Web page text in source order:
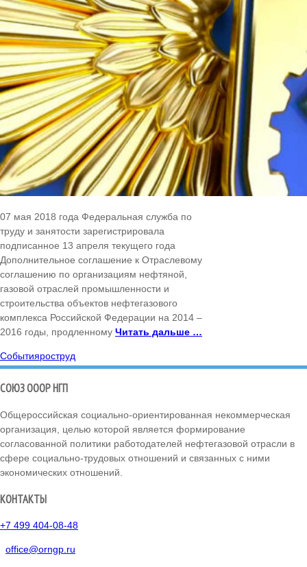
07 мая 2018 года Федеральная служба по
труду и занятости зарегистрировала
подписанное 13 апреля текущего года
Дополнительное соглашение к Отраслевому
соглашению по организациям нефтяной,
газовой отраслей промышленности и
строительства объектов нефтегазового
комплекса Российской Федерации на 2014 –
2016 годы, продленному Читать дальше …
Событияроструд
СОЮЗ ОООР НГП
Общероссийская социально-ориентированная некоммерческая
организация, целью которой является формирование
согласованной политики работодателей нефтегазовой отрасли в
сфере социально-трудовых отношений и связанных с ними
экономических отношений.
КОНТАКТЫ
+7 499 404-08-48
office@orngp.ru